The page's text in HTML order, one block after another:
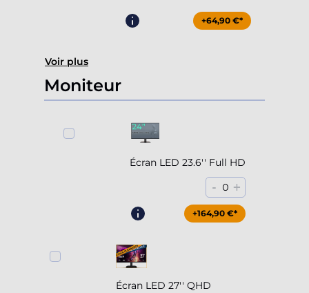
+64,90 €*
Voir plus
Moniteur
Écran LED 23.6'' Full HD
- 0 +
+164,90 €*
Écran LED 27'' QHD